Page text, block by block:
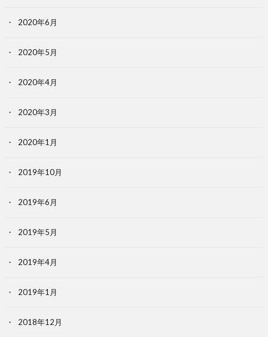
2020年6月
2020年5月
2020年4月
2020年3月
2020年1月
2019年10月
2019年6月
2019年5月
2019年4月
2019年1月
2018年12月